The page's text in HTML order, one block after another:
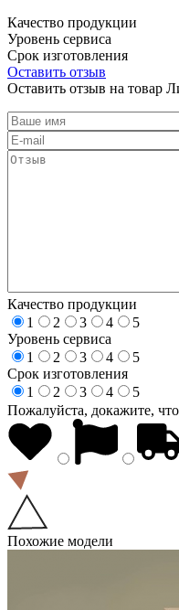
Качество продукции
Уровень сервиса
Срок изготовления
Оставить отзыв
Оставить отзыв на товар
Качество продукции
1
2 3 4
5
Уровень сервиса
1
2 3 4
5
Срок изготовления
1
2 3 4
5
Пожалуйста, докажите,
Похожие модели